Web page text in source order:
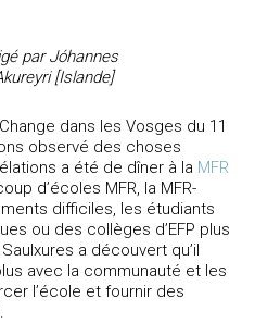
par Jóhannes
[Islande]
dans les Vosges du 11
observé des choses
a été de dîner à la MFR
d’écoles MFR, la MFR-
difficiles, les étudiants
ou des collèges d’EFP plus
a découvert qu’il
avec la communauté et les
l’école et fournir des